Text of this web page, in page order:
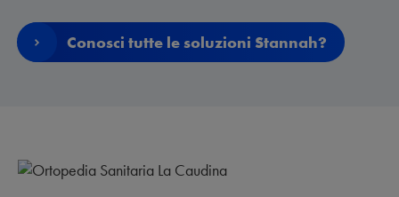
Conosci tutte le soluzioni Stannah?